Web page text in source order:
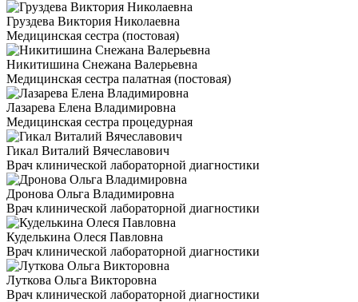
Груздева Виктория Николаевна
Медицинская сестра (постовая)
Никитишина Снежана Валерьевна
Медицинская сестра палатная (постовая)
Лазарева Елена Владимировна
Медицинская сестра процедурная
Гикал Виталий Вячеславович
Врач клинической лабораторной диагностики
Дронова Ольга Владимировна
Врач клинической лабораторной диагностики
Куделькина Олеся Павловна
Врач клинической лабораторной диагностики
Луткова Ольга Викторовна
Врач клинической лабораторной диагностики